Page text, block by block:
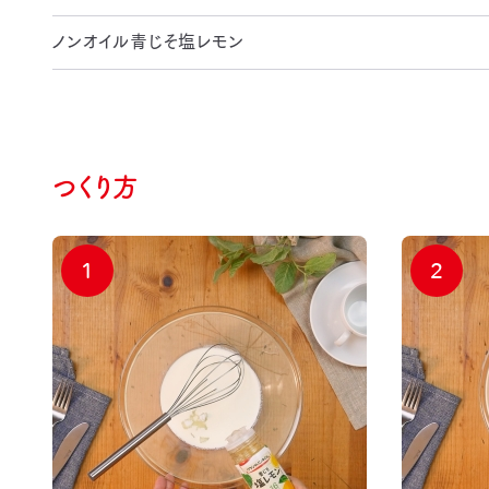
ノンオイル青じそ塩レモン
つくり方
1 2